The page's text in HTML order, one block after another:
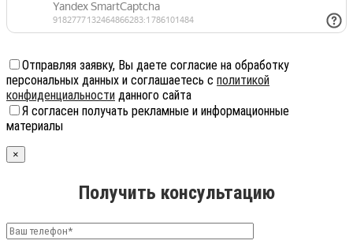
Отправляя заявку, Вы даете согласие на обработку
персональных данных и соглашаетесь с политикой
конфиденциальности данного сайта
Я согласен получать рекламные и информационные
материалы
×
Получить консультацию